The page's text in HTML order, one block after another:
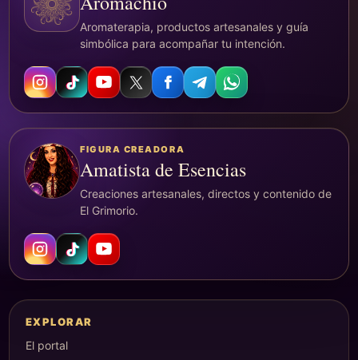
Aromaterapia, productos artesanales y guía
simbólica para acompañar tu intención.
FIGURA CREADORA
Amatista de Esencias
Creaciones artesanales, directos y contenido de
El Grimorio.
EXPLORAR
El portal